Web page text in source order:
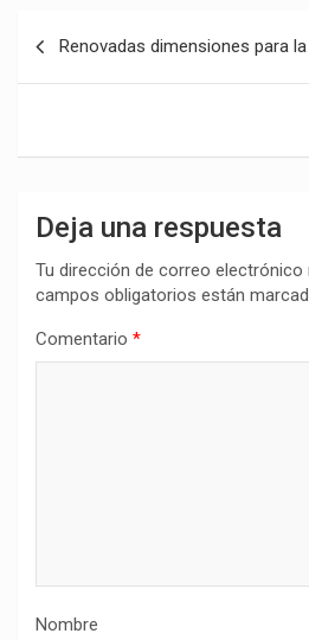
Renovadas dimensiones para
Deja una respuesta
Tu dirección de correo electrónico
campos obligatorios están
Comentario *
Nombre